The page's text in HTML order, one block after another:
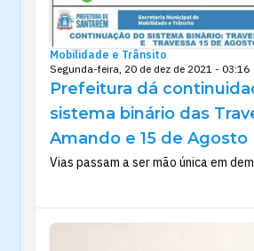
Mobilidade e Trânsito
Segunda-feira, 20 de dez de 2021 - 03:16
Prefeitura dá
sistema binário das
Amando e 15 de Agosto
Vias passam a ser mão única em